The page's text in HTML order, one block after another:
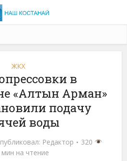
ЖКХ
в
«Алтын Арман»
подачу
воды
Редактор
320
мин на чтение